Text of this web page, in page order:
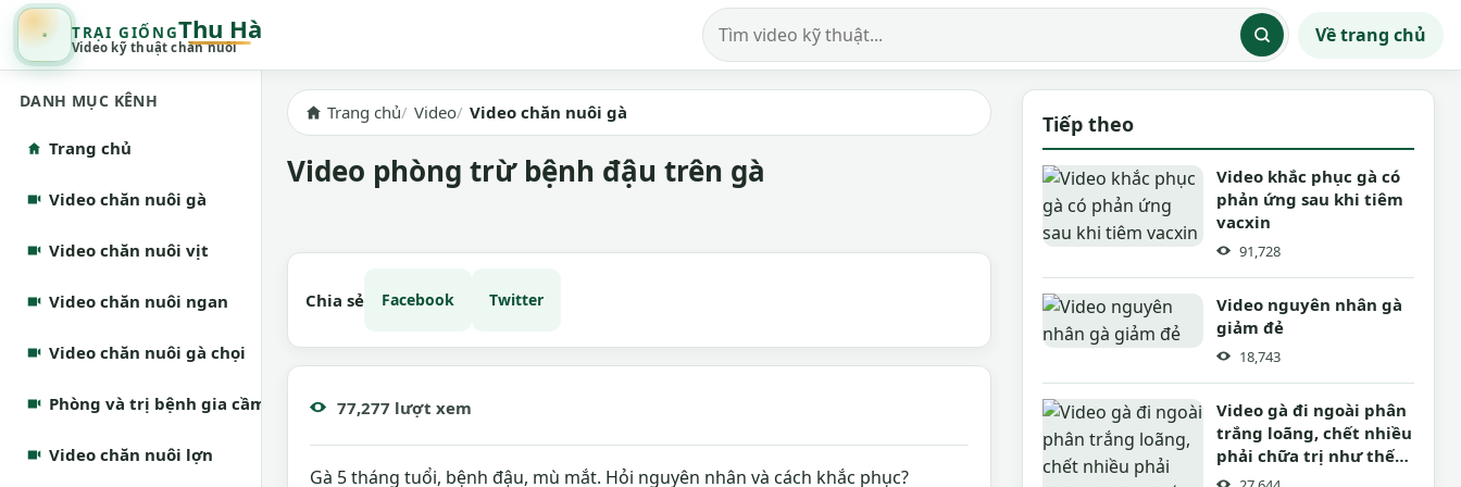
TRẠI GIỐNGThu Hà
Video kỹ thuật chăn nuôi Tìm kiếm video Về trang chủ
DANH MỤC KÊNH
Trang chủ
Video chăn nuôi gà
Video chăn nuôi vịt
Video chăn nuôi ngan
Video chăn nuôi gà chọi
Phòng và trị bệnh gia cầm
Video chăn nuôi lợn
Trang chủ Video Video chăn nuôi gà
Video phòng trừ bệnh đậu trên gà
Chia sẻ Facebook Twitter
77,277 lượt xem
Gà 5 tháng tuổi, bệnh đậu, mù mắt. Hỏi nguyên nhân và cách khắc phục?
Tiếp theo
Video khắc phục gà có
phản ứng sau khi tiêm
vacxin
91,728
Video nguyên nhân gà
giảm đẻ
18,743
Video gà đi ngoài phân
trắng loãng, chết nhiều
phải chữa trị như thế
nào